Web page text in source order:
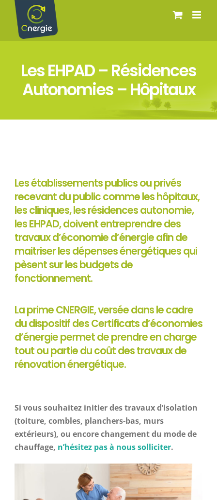
Passer
contenu
Les EHPAD – Résidences
Autonomies – Hôpitaux
Les établissements publics ou privés
recevant du public comme les hôpitaux,
les cliniques, les résidences autonomie,
les EHPAD, doivent entreprendre des
travaux d’économie d’énergie afin de
maitriser les dépenses énergétiques qui
pèsent sur les budgets de
fonctionnement.
La prime CNERGIE, versée dans le cadre
du dispositif des Certificats d’économies
d’énergie permet de prendre en charge
tout ou partie du coût des travaux de
rénovation énergétique.
Si vous souhaitez initier des travaux d’isolation
(toiture, combles, planchers-bas, murs
extérieurs), ou encore changement du mode de
chauffage, n’hésitez pas à nous solliciter.